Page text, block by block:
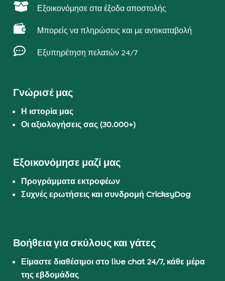
 Εξοικονόμησε στα έξοδα αποστολής
 Μπορείς να πληρώσεις και με αντικαταβολή
 Εξυπηρέτηση πελατών 24/7
Γνώρισέ μας
Η ιστορία μας
Οι αξιολογήσεις σας (30.000+)
Εξοικονόμησε μαζί μας
Προγράμματα εκτροφέων
Συχνές ερωτήσεις και συνδρομή CricksyDog
Βοήθεια για σκύλους και γάτες
Είμαστε διαθέσιμοι στο live chat 24/7, κάθε μέρα
της εβδομάδας